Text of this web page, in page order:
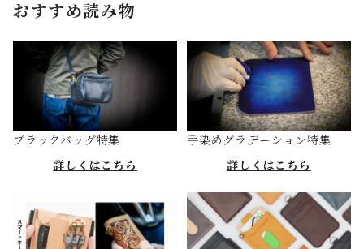
おすすめ読み物
ブラックバッグ特集
詳しくはこちら
手染めグラデーション特集
詳しくはこちら